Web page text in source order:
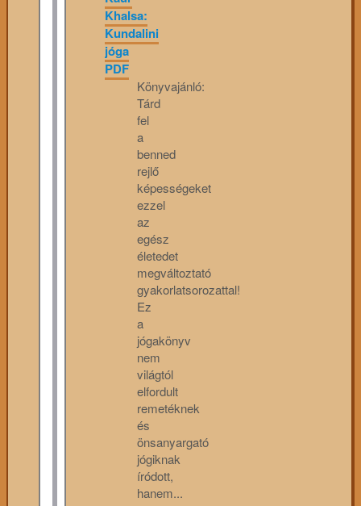
Khalsa:
Kundalini
jóga
PDF
Könyvajánló:
Tárd
fel
a
benned
rejlő
képességeket
ezzel
az
egész
életedet
megváltoztató
gyakorlatsorozattal!
Ez
a
jógakönyv
nem
világtól
elfordult
remetéknek
és
önsanyargató
jógiknak
íródott,
hanem...